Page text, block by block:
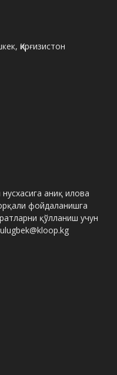
Қирғизистон
аниқ илова
фойдаланишга
қўлланиш учун